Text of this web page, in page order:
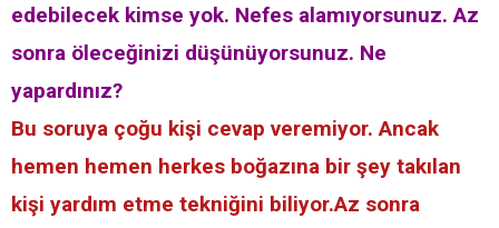
edebilecek kimse yok. Nefes alamıyorsunuz. Az
sonra öleceğinizi düşünüyorsunuz. Ne
yapardınız?
Bu soruya çoğu kişi cevap veremiyor. Ancak
hemen hemen herkes boğazına bir şey takılan
kişi yardım etme tekniğini biliyor.Az sonra